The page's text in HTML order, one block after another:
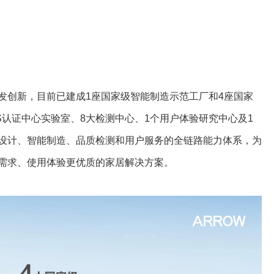
创新，目前已建成1座国家级智能制造示范工厂和4座国家
证中心实验室、8大检测中心、1个用户体验研究中心及1
计、智能制造、品质检测和用户服务的全链路能力体系，为
、使用体验更优质的家居解决方案。